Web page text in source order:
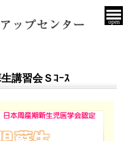
open
講習会Ｓｺｰｽ